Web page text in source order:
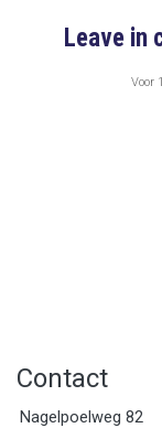
Voor
Contact
Nagelpoelweg 82